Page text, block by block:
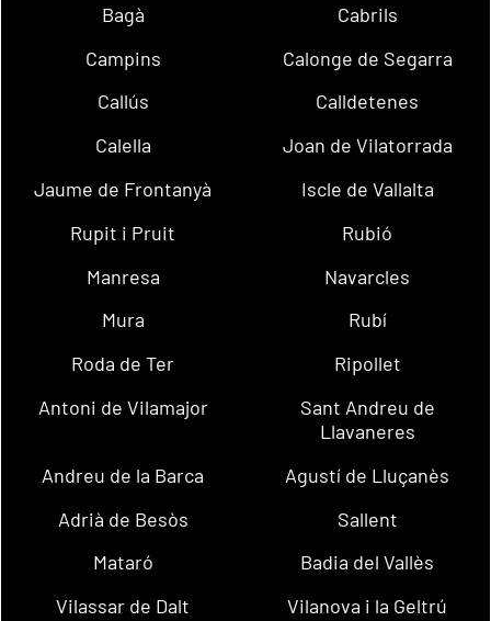
Bagà
Cabrils
Campins
Calonge de Segarra
Callús
Calldetenes
Calella
Joan de Vilatorrada
Jaume de Frontanyà
Iscle de Vallalta
Rupit i Pruit
Rubió
Manresa
Navarcles
Mura
Rubí
Roda de Ter
Ripollet
Antoni de Vilamajor
Sant Andreu de
Llavaneres
Andreu de la Barca
Agustí de Lluçanès
Adrià de Besòs
Sallent
Mataró
Badia del Vallès
Vilassar de Dalt
Vilanova i la Geltrú